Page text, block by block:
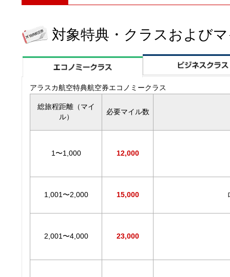
対象特典・クラスおよび
アラスカ航空特典航空券エコノミークラス
総旅程距離（マイ
ル）
必要マイル数
1〜1,000 12,000
1,001〜2,000 15,000
2,001〜4,000 23,000